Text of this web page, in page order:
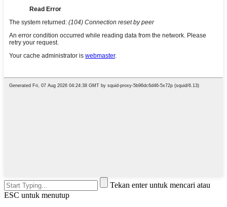
Tekan enter untuk mencari atau
ESC untuk menutup